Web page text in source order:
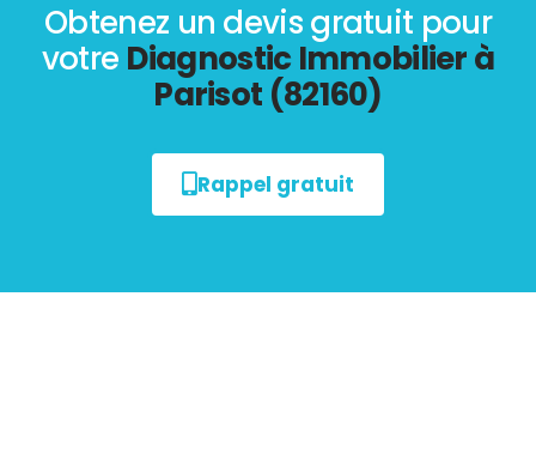
Obtenez un devis gratuit pour
votre Diagnostic Immobilier à
Parisot (82160)
Rappel gratuit